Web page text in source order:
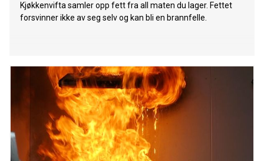
Kjøkkenvifta samler opp fett fra all maten du lager. Fettet
forsvinner ikke av seg selv og kan bli en brannfelle.